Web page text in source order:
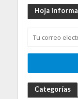
Hoja
Categorías